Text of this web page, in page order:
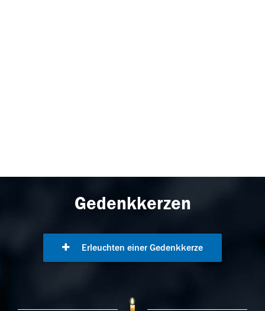
Gedenkkerzen
Erleuchten einer Gedenkkerze